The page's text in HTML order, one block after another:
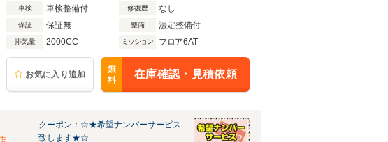
車検 車検整備付 修復歴 なし
保証 保証無 整備 法定整備付
排気量 2000CC ミッション フロア6AT
お気に入り追加
無
料
在庫確認・見積依頼
クーポン：☆★希望ナンバーサービス
致します★☆